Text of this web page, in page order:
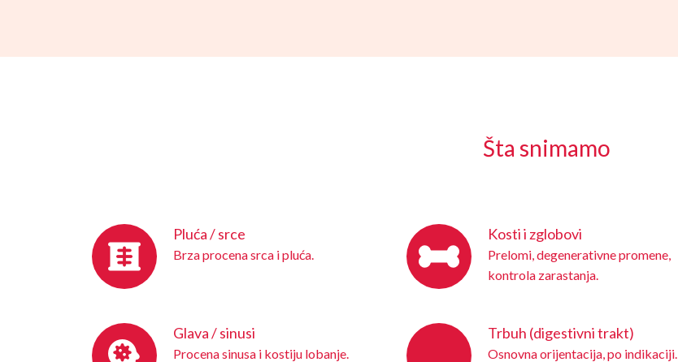
Šta snimamo
Pluća / srce
Brza procena srca i pluća.
Kosti i zglobovi
Prelomi, degenerativne promene,
kontrola zarastanja.
Glava / sinusi
Procena sinusa i kostiju lobanje.
Trbuh (digestivni trakt)
Osnovna orijentacija, po indikaciji.